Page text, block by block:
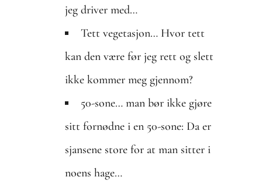
jeg driver med…
Tett vegetasjon… Hvor tett
kan den være før jeg rett og slett
ikke kommer meg gjennom?
50-sone… man bør ikke gjøre
sitt fornødne i en 50-sone: Da er
sjansene store for at man sitter i
noens hage…